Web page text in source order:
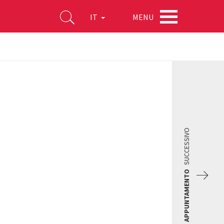
IT MENU
APPUNTAMENTO
SUCCESSIVO